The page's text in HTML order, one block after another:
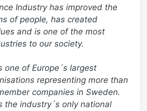
Industry has improved the
of people, has created
and is one of the most
to our society.
one of Europe´s largest
representing more than
companies in Sweden.
the industry´s only national